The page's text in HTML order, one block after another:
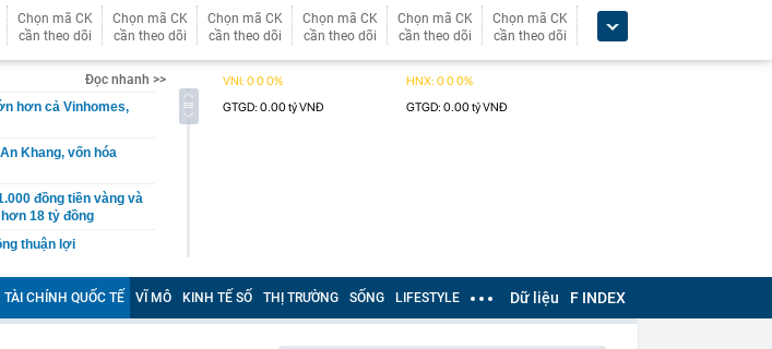
Chọn mã CK
cần theo dõi
Chọn mã CK
cần theo dõi
Chọn mã CK
cần theo dõi
Chọn mã CK
cần theo dõi
Chọn mã CK
cần theo dõi
Chọn mã CK
cần theo dõi
Đọc nhanh >>
hơn cả Vinhomes,
Khang, vốn hóa
đồng tiền vàng và
18 tỷ đồng
thuận lợi
7 tháng đầu năm,
to, người trong
TÀI CHÍNH QUỐC TẾ VĨ MÔ KINH TẾ SỐ THỊ TRƯỜNG SỐNG LIFESTYLE Dữ liệu F INDEX